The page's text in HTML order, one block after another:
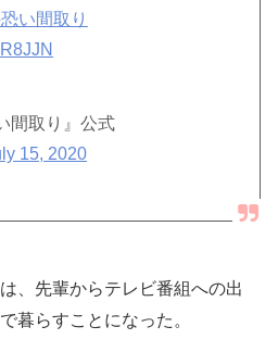
い間取り
間取り』公式
15, 2020
、先輩からテレビ番組への出
暮らすことになった。